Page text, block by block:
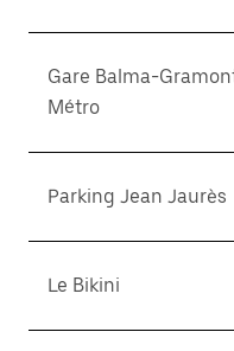
Gare Balma-
Métro
Parking Jean Jaurès
Le Bikini